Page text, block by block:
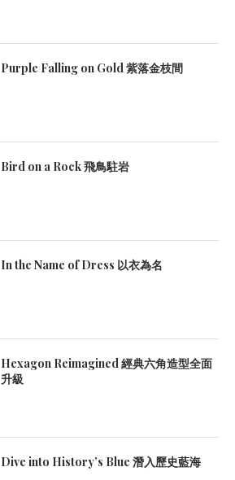
Purple Falling on Gold 紫落金枝間
Bird on a Rock 飛鳥駐岩
In the Name of Dress 以衣為名
Hexagon Reimagined 經典六角造型全面
升級
Dive into History’s Blue 潛入歷史藍海